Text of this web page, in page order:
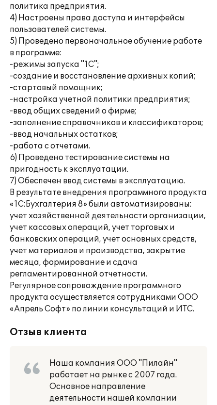
политика предприятия.
4) Настроены права доступа и интерфейсы
пользователей системы.
5) Проведено первоначальное обучение работе
в программе:
-режимы запуска "1С";
-создание и восстановление архивных копий;
-стартовый помощник;
-настройка учетной политики предприятия;
-ввод общих сведений о фирме;
-заполнение справочников и классификаторов;
-ввод начальных остатков;
-работа с отчетами.
6) Проведено тестирование системы на
пригодность к эксплуатации.
7) Обеспечен ввод системы в эксплуатацию.
В результате внедрения программного продукта
«1С:Бухгалтерия 8» были автоматизированы:
учет хозяйственной деятельности организации,
учет кассовых операций, учет торговых и
банковских операций, учет основных средств,
учет материалов и производства, закрытие
месяца, формирование и сдача
регламентированной отчетности.
Регулярное сопровождение программного
продукта осуществляется сотрудниками ООО
«Апрель Софт» по линии консультаций и ИТС.
Отзыв клиента
Наша компания ООО "Пилайн"
работает на рынке с 2007 года.
Основное направление
деятельности нашей компании